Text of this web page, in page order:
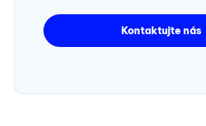
Kontaktujte nás